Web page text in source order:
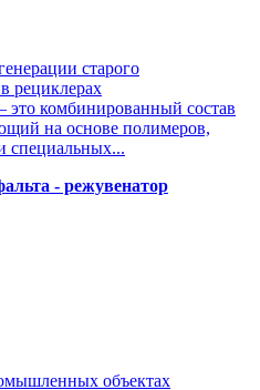
старого
рециклерах
это комбинированный состав
на основе полимеров,
специальных...
- режувенатор
объектах